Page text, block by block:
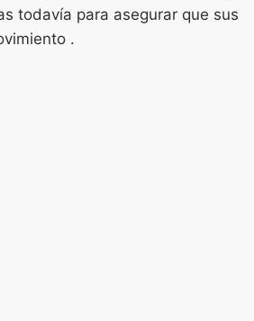
todavía para asegurar que sus
.